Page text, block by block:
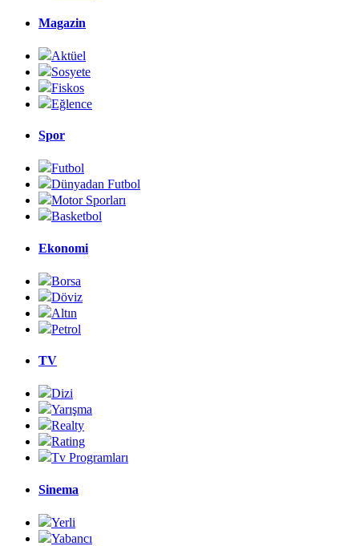
Magazin
Aktüel
Sosyete
Fiskos
Eğlence
Spor
Futbol
Dünyadan Futbol
Motor Sporları
Basketbol
Ekonomi
Borsa
Döviz
Altın
Petrol
TV
Dizi
Yarışma
Realty
Rating
Tv Programları
Sinema
Yerli
Yabancı